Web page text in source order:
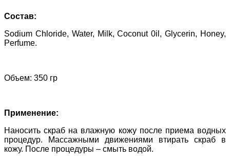
Состав:
Sodium Chloride, Water, Milk, Coconut 0il, Glycerin, Honey,
Perfume.
Объем: 350 гр
Применение:
Наносить скраб на влажную кожу после приема водных
процедур. Массажными движениями втирать скраб в
кожу. После процедуры – смыть водой.